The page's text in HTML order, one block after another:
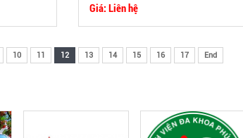
Giá: Liên hệ
10 11 12 13 14 15 16 17 End